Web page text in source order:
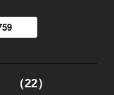
（22）